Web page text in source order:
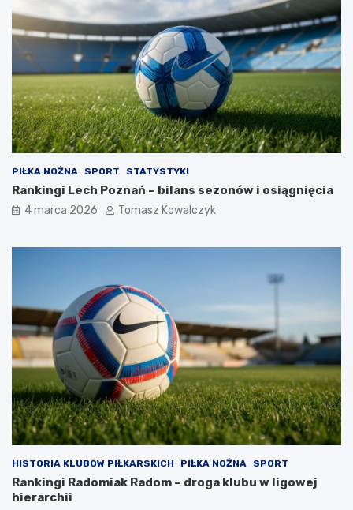
PIŁKA NOŻNA SPORT STATYSTYKI
Rankingi Lech Poznań – bilans sezonów i osiągnięcia
4 marca 2026 Tomasz Kowalczyk
HISTORIA KLUBÓW PIŁKARSKICH PIŁKA NOŻNA SPORT
Rankingi Radomiak Radom – droga klubu w ligowej
hierarchii